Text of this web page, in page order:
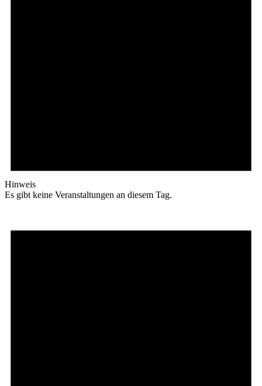
Hinweis
Es gibt keine Veranstaltungen an diesem Tag.